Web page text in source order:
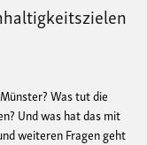
Was tut die
Und was hat das mit
weiteren Fragen geht